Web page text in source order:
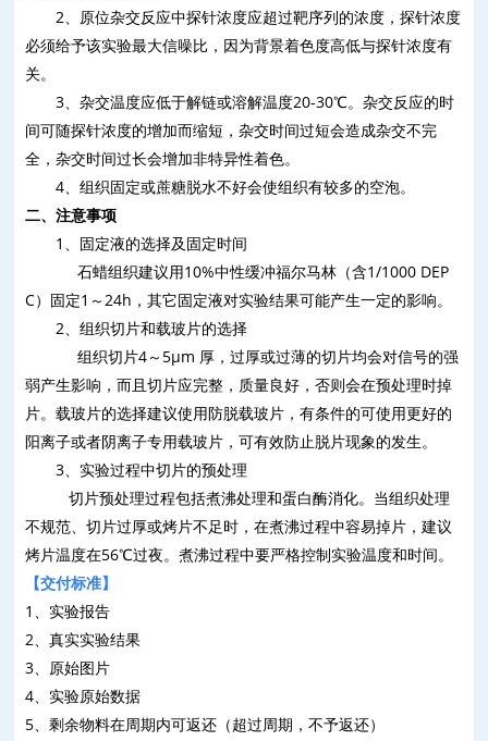
2 、原位杂交反应中探针浓度应超过靶序列的浓度，探针浓度
必须给予该实验最大信噪比，因为背景着色度高低与探针浓度有
关。
3 、杂交温度应低于解链或溶解温度20-30℃。杂交反应的时
间可随探针浓度的增加而缩短，杂交时间过短会造成杂交不完
全，杂交时间过长会增加非特异性着色。
4 、组织固定或蔗糖脱水不好会使组织有较多的空泡。
二、注意事项
1
、固定液的选择及固定时间
石蜡组织建议用10%中性缓冲福尔马林（含1/1000 DEP
C）固定1 ～ 24h ，其它固定液对实验结果可能产生一定的影响。
2 、组织切片和载玻片的选择
组织切片4～ 5μm 厚，过厚或过薄的切片均会对信号的强
弱产生影响，而且切片应完整，质量良好，否则会在预处理时掉
片。载玻片的选择建议使用防脱载玻片，有条件的可使用更好的
阳离子或者阴离子专用载玻片，可有效防止脱片现象的发生。
3 、实验过程中切片的预处理
切片预处理过程包括煮沸处理和蛋白酶消化。当组织处理
不规范、切片过厚或烤片不足时，在煮沸过程中容易掉片，建议
烤片温度在56℃过夜。煮沸过程中要严格控制实验温度和时间。
【交付标准】
1
、实验报告
2 、真实实验结果
3
原始图片
4 、实验原始数据
5 、剩余物料在周期内可返还（超过周期，不予返还）